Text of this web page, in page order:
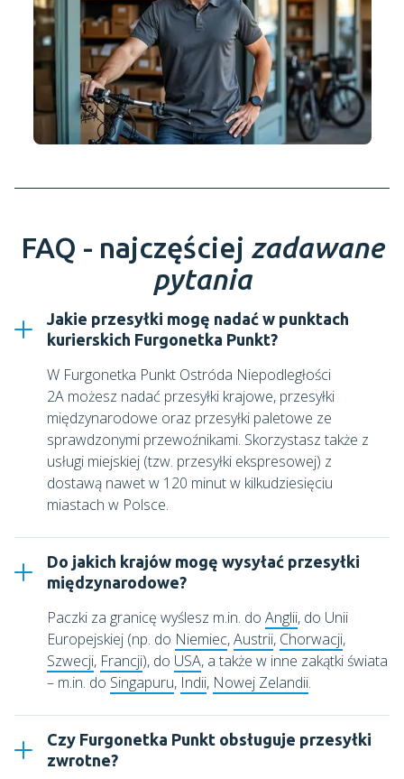
FAQ - najczęściej zadawane
pytania
Jakie przesyłki mogę nadać w punktach
kurierskich Furgonetka Punkt?
W Furgonetka Punkt Ostróda Niepodległości
2A możesz nadać przesyłki krajowe, przesyłki
międzynarodowe oraz przesyłki paletowe ze
sprawdzonymi przewoźnikami. Skorzystasz także z
usługi miejskiej (tzw. przesyłki ekspresowej) z
dostawą nawet w 120 minut w kilkudziesięciu
miastach w Polsce.
Do jakich krajów mogę wysyłać przesyłki
międzynarodowe?
Paczki za granicę wyślesz m.in. do Anglii, do Unii
Europejskiej (np. do Niemiec,Austrii, Chorwacji,
Szwecji, Francji), do USA, a także w inne zakątki świata
– m.in. do Singapuru, Indii, Nowej Zelandii.
Czy Furgonetka Punkt obsługuje przesyłki
zwrotne?